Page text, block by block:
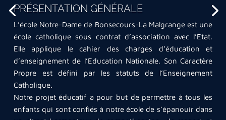
PRÉSENTATION GÉNÉRALE
L’école Notre-Dame de Bonsecours-La Malgrange est une
école catholique sous contrat d’association avec l’Etat.
Elle applique le cahier des charges d’éducation et
d’enseignement de l’Education Nationale. Son Caractère
Propre est défini par les statuts de l’Enseignement
Catholique.
Notre projet éducatif a pour but de permettre à tous les
enfants qui sont confiés à notre école de s’épanouir dans
LA PASTORALE À L'ÉCOLE
Le projet pastoral de notre école a pour objectif de
permettre à chaque enfant de s’épanouir, de grandir à la
lumière de l’Evangile, d’approfondir sa Foi, de rencontrer
d’autres religions, et de vivre le Partage
L’école est ouverte de 07h30 à 18h00 avec des
possibilités de garderie ou étude (matin et soir).
Les horaires de classes sont les suivants :
en élémentaire :
– Matin : de 08h20 à 11h30 (accueil à partir de 08h10)
– Après-midi : de 13h30 à 16h30 (accueil à partir de
13h20)
en maternelle :
– Matin : de 08h30 à 11h30 (accueil à partir de 08h10)
– Après-midi : de 13h30 à 16h30 (accueil à partir de